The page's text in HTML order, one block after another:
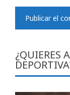
¿QUIERES